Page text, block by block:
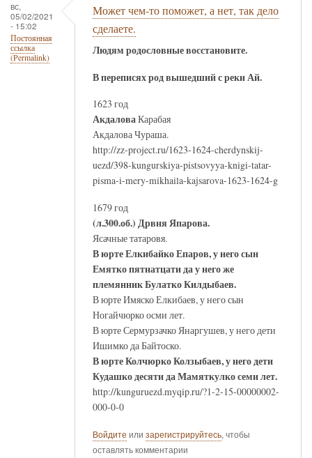
вс,
05/02/2021
- 15:02
Постоянная
ссылка
(Permalink)
Может чем-то поможет, а нет, так дело
сделаете.
Людям родословные восстановите.
В переписях род вышедший с реки Ай.
1623 год
АкдаловаКарабая
Акдалова Чураша.
http://zz-project.ru/1623-1624-cherdynskij-
uezd/398-kungurskiya-pistsovyya-knigi-tatar-
pisma-i-mery-mikhaila-kajsarova-1623-1624-g
1679 год
(л.300.об.) Дрвня Япарова.
Ясачные татаровя.
В юрте Елкибайко Епаров, у него сын
Емятко пятнатцати да у него же
племянник Булатко Килдыбаев.
В юрте Имяско Елкибаев, у него сын
Ногайчюрко осми лет.
В юрте Сермурзачко Янаргушев, у него дети
Ишимко да Байтоско.
В юрте Колчюрко Колзыбаев, у него дети
Кудашко десяти да Мамяткулко семи лет.
http://kunguruezd.myqip.ru/?1-2-15-00000002-
000-0-0
Войдите или зарегистрируйтесь, чтобы
оставлять комментарии